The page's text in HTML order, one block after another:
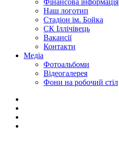
Фінансова інформація
Наш логотип
Стадіон ім. Бойка
СК Іллічівець
Вакансії
Контакти
Медіа
Фотоальбоми
Відеогалерея
Фони на робочий стіл